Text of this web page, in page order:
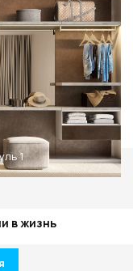
в жизнь
1